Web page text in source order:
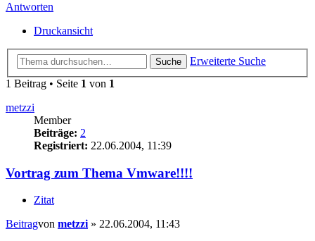
Antworten
Druckansicht
Suche
Erweiterte Suche
1 Beitrag • Seite 1 von 1
metzzi
Member
Beiträge: 2
Registriert: 22.06.2004, 11:39
Vortrag zum Thema Vmware!!!!
Zitat
Beitragvon metzzi » 22.06.2004, 11:43